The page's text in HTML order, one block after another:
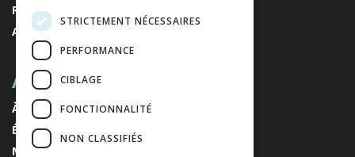
REVUES
AUTEURS
A PROPOS
À PROPOS DE NOUS
ÉDITEURS
MENTIONS LÉGALES
STRICTEMENT NÉCESSAIRES
PERFORMANCE
CIBLAGE
FONCTIONNALITÉ
NON CLASSIFIÉS